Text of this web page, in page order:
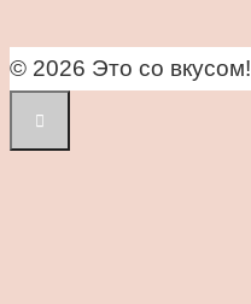
© 2026 Это со вкусом!